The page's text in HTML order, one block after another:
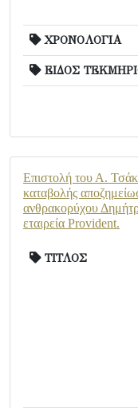
ΧΡΟΝΟΛΟΓΙΑ
ΕΙΔΟΣ
Επιστολή του Α.
καταβολής
ανθρακορύχου
εταιρεία Provident.
ΤΙΤΛΟΣ